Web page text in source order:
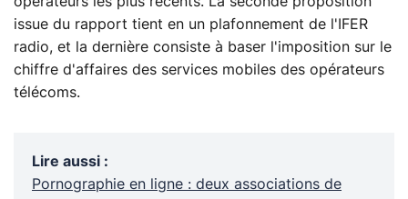
issue du rapport tient en un plafonnement de l'IFER
radio, et la dernière consiste à baser l'imposition sur le
chiffre d'affaires des services mobiles des opérateurs
télécoms.
Lire aussi :
Pornographie en ligne : deux associations de